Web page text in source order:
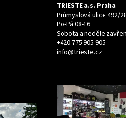
TRIESTE a.s. Praha
Průmyslová ulice 492/
Po-Pá 08-16
Sobota a neděle
+420 775 905 905
info@trieste.cz